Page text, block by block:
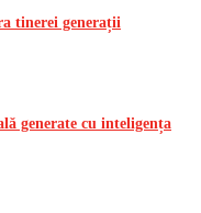
tinerei generații
generate cu inteligența